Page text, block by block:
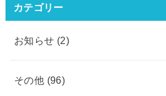
カテゴリー
お知らせ (2)
その他 (96)